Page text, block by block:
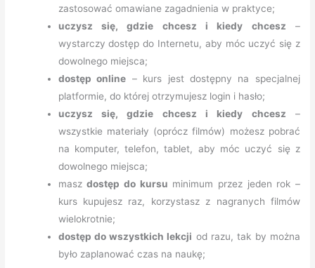
zastosować omawiane zagadnienia w praktyce;
uczysz się, gdzie chcesz i kiedy chcesz –
wystarczy dostęp do Internetu, aby móc uczyć się z
dowolnego miejsca;
dostęp online – kurs jest dostępny na specjalnej
platformie, do której otrzymujesz login i hasło;
uczysz się, gdzie chcesz i kiedy chcesz –
wszystkie materiały (oprócz filmów) możesz pobrać
na komputer, telefon, tablet, aby móc uczyć się z
dowolnego miejsca;
maszdostęp do kursu minimum przez jeden rok –
kurs kupujesz raz, korzystasz z nagranych filmów
wielokrotnie;
dostęp do wszystkich lekcji od razu, tak by można
było zaplanować czas na naukę;